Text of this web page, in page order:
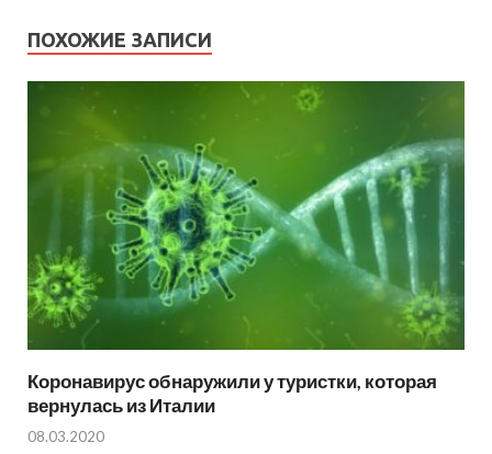
ПОХОЖИЕ ЗАПИСИ
Коронавирус обнаружили у туристки, которая
вернулась из Италии
08.03.2020